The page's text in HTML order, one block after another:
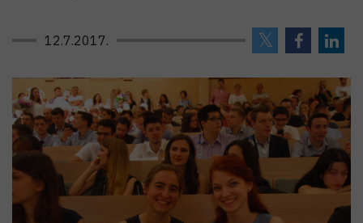
12.7.2017.